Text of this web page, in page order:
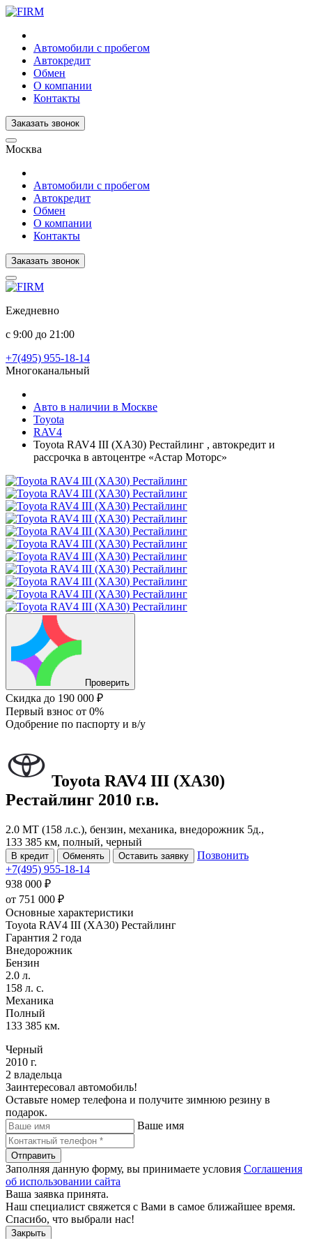
Автомобили с пробегом
Автокредит
Обмен
О компании
Контакты
Заказать звонок
Москва
Автомобили с пробегом
Автокредит
Обмен
О компании
Контакты
Заказать звонок
Ежедневно
с 9:00 до 21:00
+7(495) 955-18-14
Многоканальный
Авто в наличии в Москве
Toyota
RAV4
Toyota RAV4 III (XA30) Рестайлинг , автокредит и
рассрочка в автоцентре «Астар Моторс»
Проверить
Скидка до 190 000 ₽
Первый взнос от 0%
Одобрение по паспорту и в/у
Toyota RAV4 III (XA30)
Рестайлинг 2010 г.в.
2.0 MT (158 л.с.), бензин, механика, внедорожник 5д.,
133 385 км, полный, черный
В кредит Обменять Оставить заявку
Позвонить
+7(495) 955-18-14
938 000 ₽
от 751 000 ₽
Основные характеристики
Toyota RAV4 III (XA30) Рестайлинг
Гарантия 2 года
Внедорожник
Бензин
2.0 л.
158 л. с.
Механика
Полный
133 385 км.
Черный
2010 г.
2 владельца
Заинтересовал автомобиль!
Оставьте номер телефона и получите зимнюю резину в
подарок.
Ваше имя
Отправить
Заполняя данную форму, вы принимаете условия Соглашения
об использовании сайта
Ваша заявка принята.
Наш специалист свяжется с Вами в самое ближайшее время.
Спасибо, что выбрали нас!
Закрыть